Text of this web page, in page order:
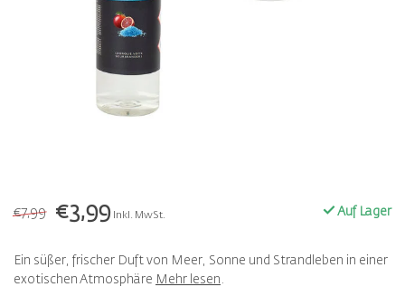
€7,99 €3,99 Inkl. MwSt. Auf Lager
Ein süßer, frischer Duft von Meer, Sonne und Strandleben in einer
exotischen Atmosphäre Mehr lesen .